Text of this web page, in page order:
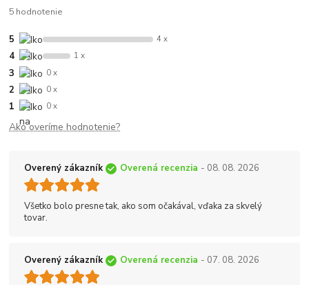
5 hodnotenie
5 4 x
4 1 x
3 0 x
2 0 x
1 0 x
Ako overíme hodnotenie?
Overený zákazník Overená recenzia - 08. 08. 2026
Všetko bolo presne tak, ako som očakával, vďaka za skvelý
tovar.
Overený zákazník Overená recenzia - 07. 08. 2026